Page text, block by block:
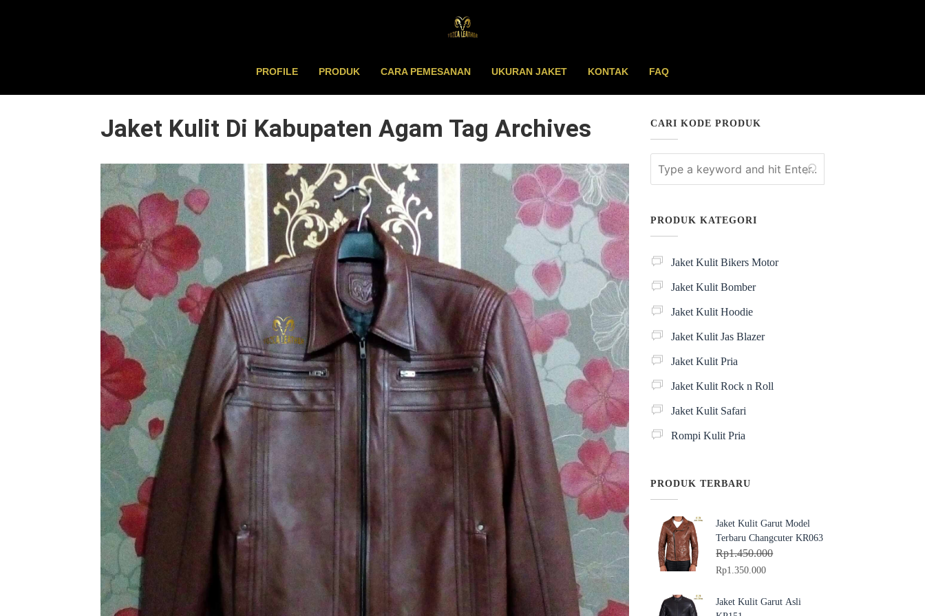
PROFILE PRODUK CARA PEMESANAN UKURAN JAKET KONTAK FAQ
Jaket Kulit Di Kabupaten Agam Tag Archives CARI KODE PRODUK
PRODUK KATEGORI
Jaket Kulit Bikers Motor
Jaket Kulit Bomber
Jaket Kulit Hoodie
Jaket Kulit Jas Blazer
Jaket Kulit Pria
Jaket Kulit Rock n Roll
Jaket Kulit Safari
Rompi Kulit Pria
PRODUK TERBARU
Jaket Kulit Garut Model
Terbaru Changcuter KR063
Rp1.450.000
H
r
Rp1.350.000H
r
Jaket Kulit Garut Asli